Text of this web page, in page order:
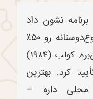
هارت (۲۰۲۲) در بررسی ۱۰۰ برنامه نشون داد
یادگیری خدماتی، رفتارهای نوع‌دوستانه رو ۵۰٪
و اعتمادبه‌نفس رو ۴۰٪ بالا می‌بره. کولب (۱۹۸۴)
کرد. بهترین
محلی داره –